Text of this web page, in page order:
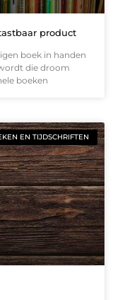
product
boek in handen
die droom
boeken
EN TIJDSCHRIFTEN